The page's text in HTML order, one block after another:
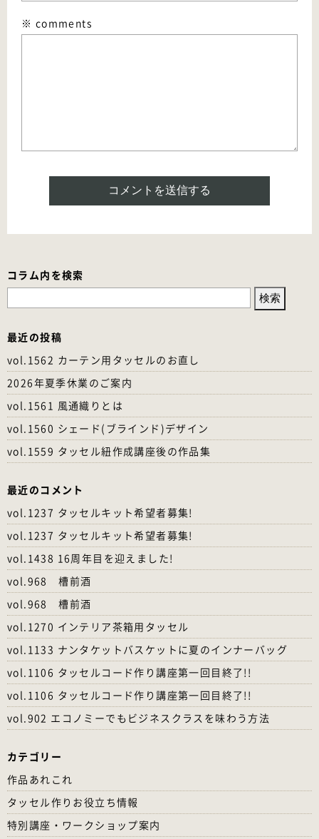
※ comments
コラム内を検索
検
最近の投稿
vol.1562 カーテン用タッセルのお直し
2026年夏季休業のご案内
vol.1561 風通織りとは
vol.1560 シェード(ブラインド)デザイン
vol.1559 タッセル紐作成講座後の作品集
最近のコメント
vol.1237 タッセルキット希望者募集!
vol.1237 タッセルキット希望者募集!
vol.1438 16周年目を迎えました!
vol.968 槽前酒
vol.968 槽前酒
vol.1270 インテリア茶箱用タッセル
vol.1133 ナンタケットバスケットに夏のインナーバッグ
vol.1106 タッセルコード作り講座第一回目終了!!
vol.1106 タッセルコード作り講座第一回目終了!!
vol.902 エコノミーでもビジネスクラスを味わう方法
カテゴリー
作品あれこれ
タッセル作りお役立ち情報
特別講座・ワークショップ案内